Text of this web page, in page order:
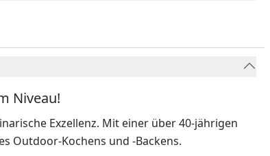
Niveau!
Exzellenz. Mit einer über 40-jährigen
Outdoor-Kochens und -Backens.